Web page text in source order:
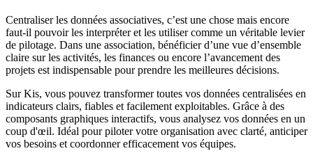
Centraliser les données associatives, c’est une chose mais encore
faut-il pouvoir les interpréter et les utiliser comme un véritable levier
de pilotage. Dans une association, bénéficier d’une vue d’ensemble
claire sur les activités, les finances ou encore l’avancement des
projets est indispensable pour prendre les meilleures décisions.
Sur Kis, vous pouvez transformer toutes vos données centralisées en
indicateurs clairs, fiables et facilement exploitables. Grâce à des
composants graphiques interactifs, vous analysez vos données en un
coup d'œil. Idéal pour piloter votre organisation avec clarté, anticiper
vos besoins et coordonner efficacement vos équipes.